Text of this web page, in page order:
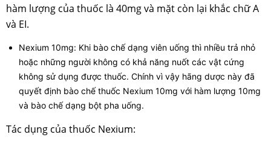
hàm lượng của thuốc là 40mg và mặt còn lại khắc chữ A
và EI.
Nexium 10mg: Khi bào chế dạng viên uống thì nhiều trả nhỏ
hoặc những người không có khả năng nuốt các vật cứng
không sử dụng được thuốc. Chính vì vậy hãng dược này đã
quyết định bào chế thuốc Nexium 10mg với hàm lượng 10mg
và bào chế dạng bột pha uống.
Tác dụng của thuốc Nexium: